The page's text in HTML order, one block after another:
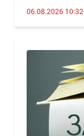
06.08.2026 10:32